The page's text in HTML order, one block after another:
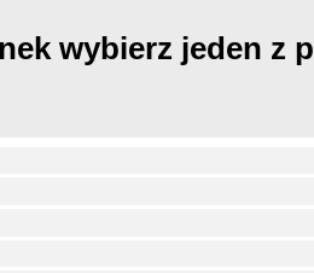
wybierz jeden z